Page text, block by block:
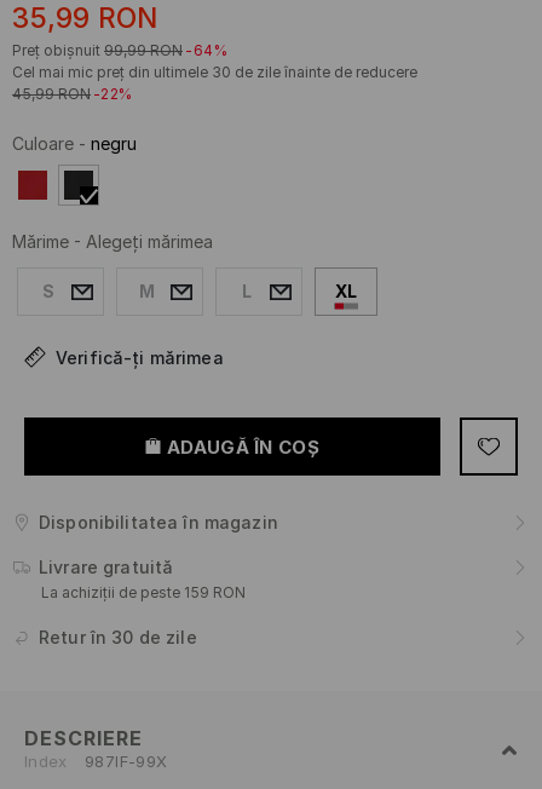
35,99 RON
Preț obișnuit 99,99 RON -64%
Cel mai mic preț din ultimele 30 de zile înainte de reducere
45,99 RON -22%
Culoare - negru
Mărime - Alegeţi mărimea
S M L XL
Verifică-ți mărimea
ADAUGĂ ÎN COŞ
Disponibilitatea în magazin
Livrare gratuită
La achiziții de peste 159 RON
Retur în 30 de zile
DESCRIERE
Index 987IF-99X